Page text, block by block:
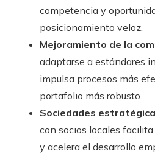
competencia y
posicionamiento veloz.
Mejoramiento de la
adaptarse a estándares
impulsa procesos más
portafolio más robusto.
Sociedades
con socios locales
y acelera el desarrollo